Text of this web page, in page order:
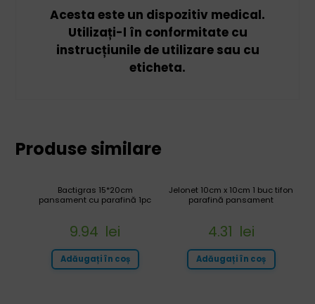
Acesta este un dispozitiv medical.
Utilizați-l în conformitate cu
instrucțiunile de utilizare sau cu
eticheta.
Produse similare
Jelonet 10cm x 10cm 1 buc tifon
parafină pansament
4.31 lei
Adăugați în coș
Bactigras 15*20cm
pansament cu parafină 1pc
9.94 lei
Adăugați în coș